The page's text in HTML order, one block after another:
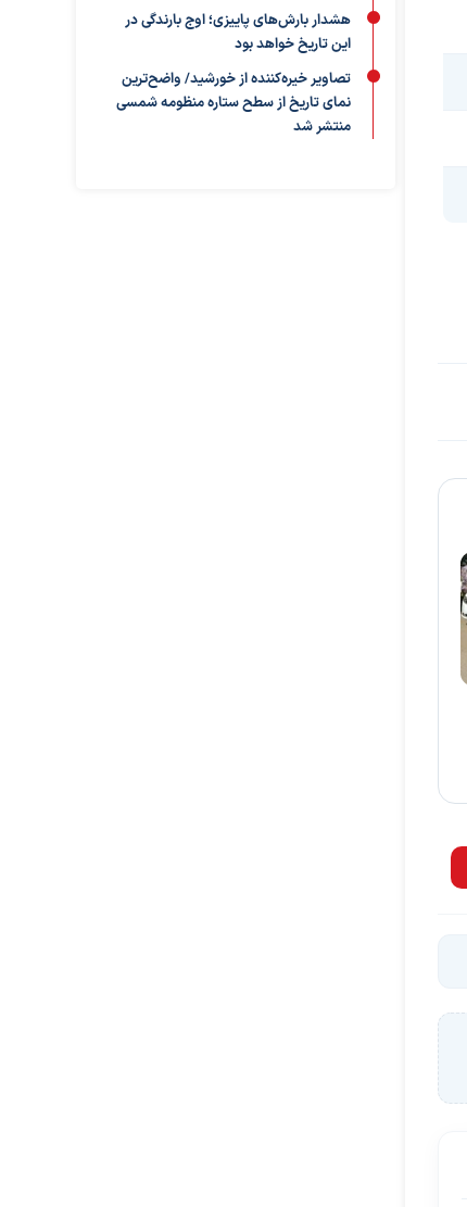
هشدار بارش‌های پاییزی؛ اوج بارندگی در
این تاریخ خواهد بود
تصاویر خیره‌کننده از خورشید/ واضح‌ترین
نمای تاریخ از سطح ستاره منظومه شمسی
منتشر شد